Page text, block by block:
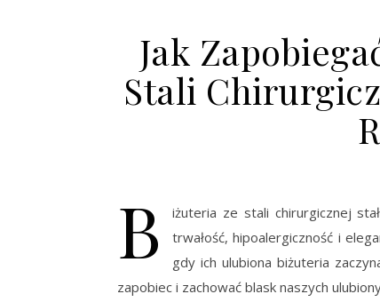
Jak
Stali
B
iżuteria ze stali chirurgicznej
trwałość, hipoalergiczność i
gdy ich ulubiona biżuteria
zapobiec i zachować blask naszych